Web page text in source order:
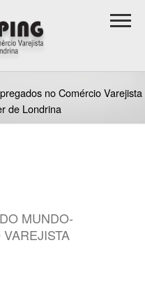
no Comércio Varejista
de Londrina
MUNDO-